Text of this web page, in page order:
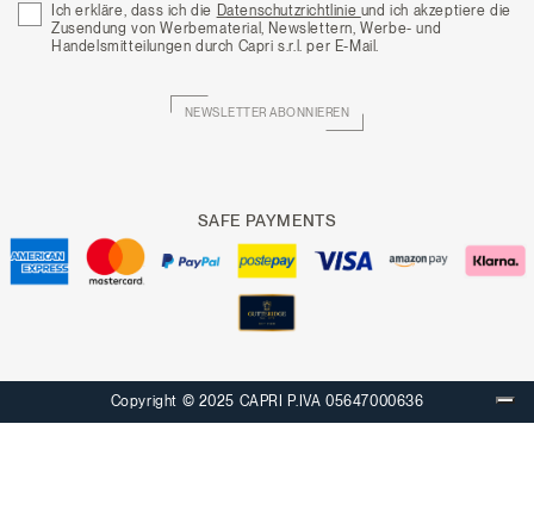
Ich erkläre, dass ich die Datenschutzrichtlinie und ich akzeptiere die
Zusendung von Werbematerial, Newslettern, Werbe- und
Handelsmitteilungen durch Capri s.r.l. per E-Mail.
NEWSLETTER ABONNIEREN
SAFE PAYMENTS
Copyright © 2025 CAPRI P.IVA 05647000636